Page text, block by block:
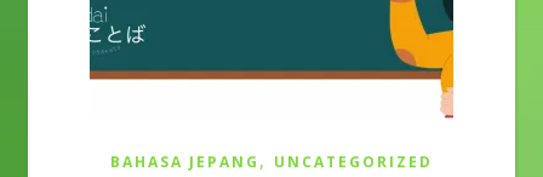
BAHASA JEPANG , UNCATEGORIZED